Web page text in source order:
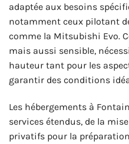
adaptée aux besoins
notamment ceux pilotant
comme la Mitsubishi Evo.
mais aussi sensible,
hauteur tant pour les
garantir des conditions
Les hébergements à
services étendus, de la
privatifs pour la